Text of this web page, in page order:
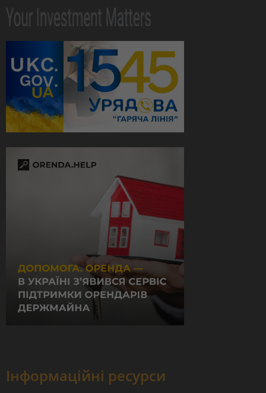
Інформаційні ресурси